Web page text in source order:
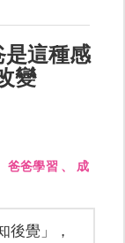
是這種感
變
爸爸學習 、 成
後覺」，